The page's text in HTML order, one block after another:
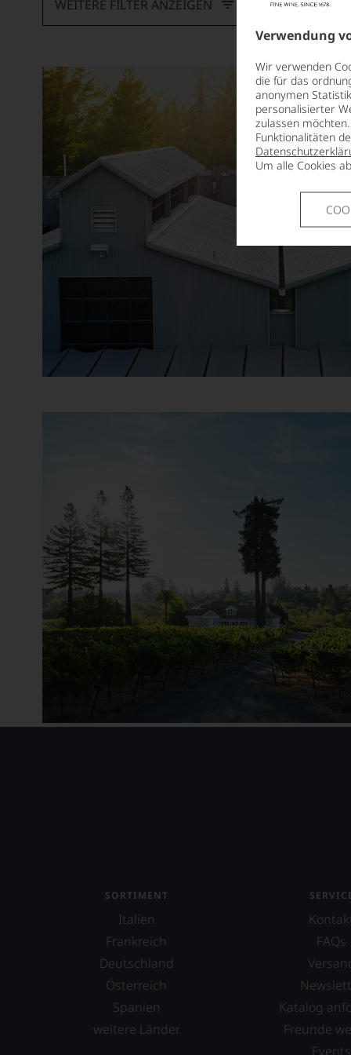
Verwendung
Wir verwenden
die für das
anonymen
personalisierter
zulassen
Funktionalitäten
Um alle Cookies
Armand Heitz
Aspras
Aurore Casanova
Ausone
Azabache
Barón de Ley
Baron Philippe de Rothschild
Barone Pizzini
Bassermann-Jordan
Batailley
Beauregard
Beaurenard
Beauséjour Duffau-Lagarrosse
Bel-Air
Belair-Monange
Belgrave
Berliquet
Billard Rochepot
Billecart-Salmon
WEITERE FILTER ANZEIGEN
SORTIMENT
Italien
Frankreich
Deutschland
Österreich
Spanien
weitere Länder
FAQs
Katalog
Freunde
Events